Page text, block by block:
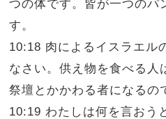
つの体です。皆が一つのパ
す。
10:18 肉によるイスラエル
なさい。供え物を食べる人
祭壇とかかわる者になるの
10:19 わたしは何を言おう